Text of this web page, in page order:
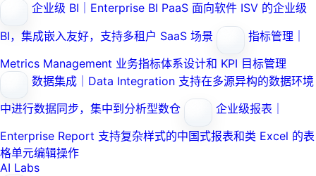
企业级 BI｜Enterprise BI PaaS 面向软件 ISV 的企业级
BI，集成嵌入友好，支持多租户 SaaS 场景
指标管理｜
Metrics Management 业务指标体系设计和 KPI 目标管理
数据集成｜Data Integration 支持在多源异构的数据环境
中进行数据同步，集中到分析型数仓
企业级报表｜
Enterprise Report 支持复杂样式的中国式报表和类 Excel 的表
格单元编辑操作
AI Labs